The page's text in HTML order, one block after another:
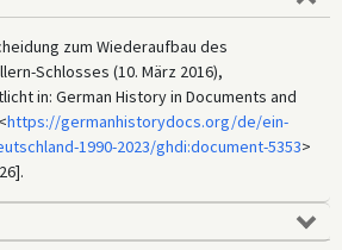
zum Wiederaufbau des
Schlosses (10. März 2016),
in: German History in Documents and
https://germanhistorydocs.org/de/ein-
1990-2023/ghdi:document-5353>